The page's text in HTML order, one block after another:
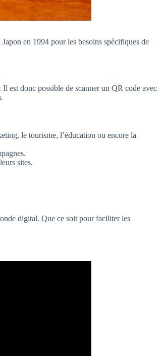
en 1994 pour les besoins spécifiques de
est donc possible de scanner un QR code avec
le tourisme, l’éducation ou encore la
sites.
digital. Que ce soit pour faciliter les